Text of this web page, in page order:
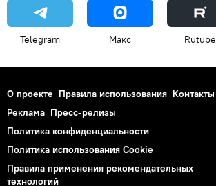
Telegram Макс Rutube
О проекте Правила использования Контакты
Реклама Пресс-релизы
Политика конфиденциальности
Политика использования Cookie
Правила применения рекомендательных
технологий